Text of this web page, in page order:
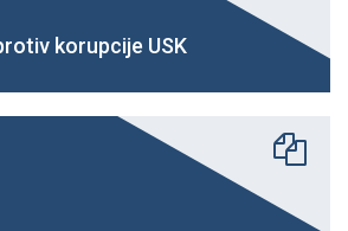
korupcije USK